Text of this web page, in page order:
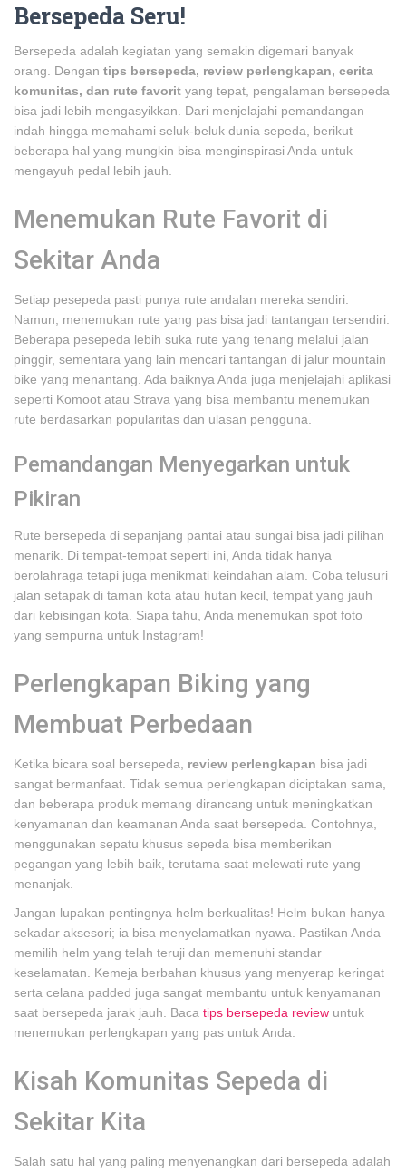
Bersepeda Seru!
Bersepeda adalah kegiatan yang semakin digemari banyak
orang. Dengan tips bersepeda, review perlengkapan, cerita
komunitas, dan rute favorit yang tepat, pengalaman bersepeda
bisa jadi lebih mengasyikkan. Dari menjelajahi pemandangan
indah hingga memahami seluk-beluk dunia sepeda, berikut
beberapa hal yang mungkin bisa menginspirasi Anda untuk
mengayuh pedal lebih jauh.
Menemukan Rute Favorit di
Sekitar Anda
Setiap pesepeda pasti punya rute andalan mereka sendiri.
Namun, menemukan rute yang pas bisa jadi tantangan tersendiri.
Beberapa pesepeda lebih suka rute yang tenang melalui jalan
pinggir, sementara yang lain mencari tantangan di jalur mountain
bike yang menantang. Ada baiknya Anda juga menjelajahi aplikasi
seperti Komoot atau Strava yang bisa membantu menemukan
rute berdasarkan popularitas dan ulasan pengguna.
Pemandangan Menyegarkan untuk
Pikiran
Rute bersepeda di sepanjang pantai atau sungai bisa jadi pilihan
menarik. Di tempat-tempat seperti ini, Anda tidak hanya
berolahraga tetapi juga menikmati keindahan alam. Coba telusuri
jalan setapak di taman kota atau hutan kecil, tempat yang jauh
dari kebisingan kota. Siapa tahu, Anda menemukan spot foto
yang sempurna untuk Instagram!
Perlengkapan Biking yang
Membuat Perbedaan
Ketika bicara soal bersepeda, review perlengkapan bisa jadi
sangat bermanfaat. Tidak semua perlengkapan diciptakan sama,
dan beberapa produk memang dirancang untuk meningkatkan
kenyamanan dan keamanan Anda saat bersepeda. Contohnya,
menggunakan sepatu khusus sepeda bisa memberikan
pegangan yang lebih baik, terutama saat melewati rute yang
menanjak.
Jangan lupakan pentingnya helm berkualitas! Helm bukan hanya
sekadar aksesori; ia bisa menyelamatkan nyawa. Pastikan Anda
memilih helm yang telah teruji dan memenuhi standar
keselamatan. Kemeja berbahan khusus yang menyerap keringat
serta celana padded juga sangat membantu untuk kenyamanan
saat bersepeda jarak jauh. Baca tips bersepeda review untuk
menemukan perlengkapan yang pas untuk Anda.
Kisah Komunitas Sepeda di
Sekitar Kita
Salah satu hal yang paling menyenangkan dari bersepeda adalah